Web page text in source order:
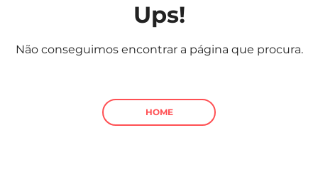
Sociedade
Negócios
Ups!
Não conseguimos encontrar a página que procura.
HOME